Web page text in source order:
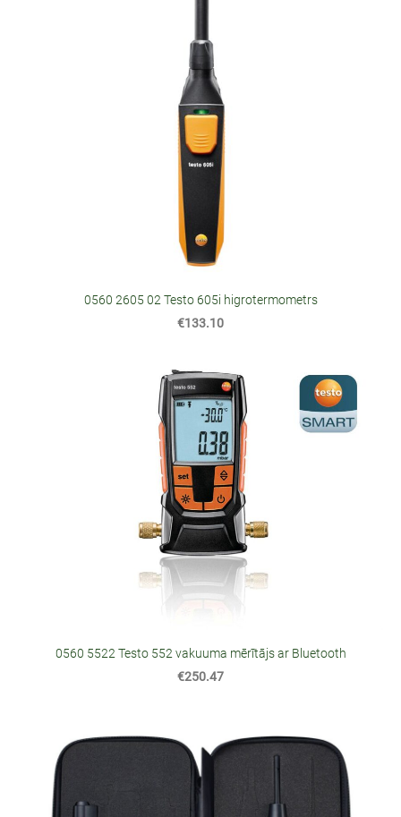
0560 2605 02 Testo 605i higrotermometrs
€133.10
0560 5522 Testo 552 vakuuma mērītājs ar Bluetooth
€250.47